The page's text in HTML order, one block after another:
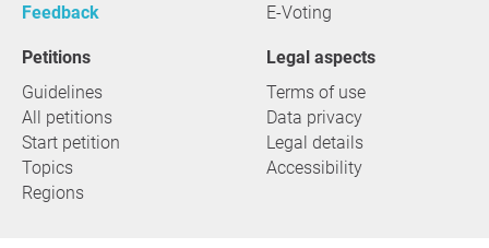
Feedback
E-Voting
Petitions
Guidelines
All petitions
Start petition
Topics
Regions
Legal aspects
Terms of use
Data privacy
Legal details
Accessibility